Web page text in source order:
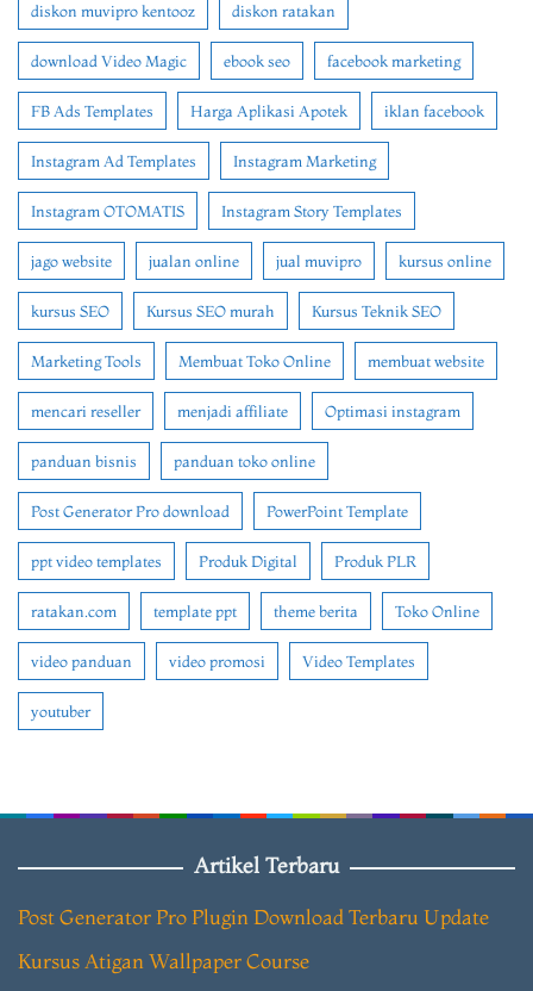
diskon muvipro kentooz diskon ratakan
download Video Magic ebook seo facebook marketing
FB Ads Templates Harga Aplikasi Apotek iklan facebook
Instagram Ad Templates Instagram Marketing
Instagram OTOMATIS Instagram Story Templates
jago website jualan online jual muvipro kursus online
kursus SEO Kursus SEO murah Kursus Teknik SEO
Marketing Tools Membuat Toko Online membuat website
mencari reseller menjadi affiliate Optimasi instagram
panduan bisnis panduan toko online
Post Generator Pro download PowerPoint Template
ppt video templates Produk Digital Produk PLR
ratakan.com template ppt theme berita Toko Online
video panduan video promosi Video Templates
youtuber
Artikel Terbaru
Post Generator Pro Plugin Download Terbaru Update
Kursus Atigan Wallpaper Course